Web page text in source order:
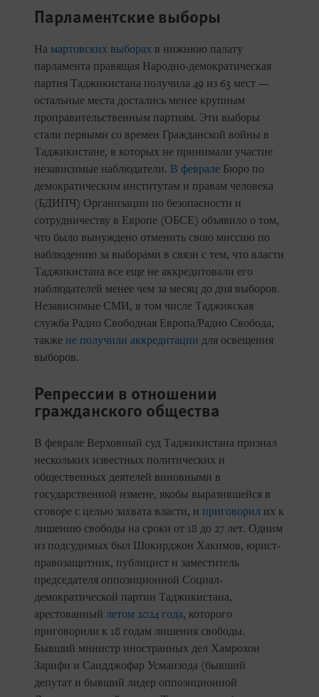
Парламентские выборы
На мартовских выборах в нижнюю палату
парламента правящая Народно-демократическая
партия Таджикистана получила 49 из 63 мест —
остальные места достались менее крупным
проправительственным партиям. Эти выборы
стали первыми со времен Гражданской войны в
Таджикистане, в которых не принимали участие
независимые наблюдатели. В феврале Бюро по
демократическим институтам и правам человека
(БДИПЧ) Организации по безопасности и
сотрудничеству в Европе (ОБСЕ) объявило о том,
что было вынуждено отменить свою миссию по
наблюдению за выборами в связи с тем, что власти
Таджикистана все еще не аккредитовали его
наблюдателей менее чем за месяц до дня выборов.
Независимые СМИ, в том числе Таджикская
служба Радио Свободная Европа/Радио Свобода,
также не получили аккредитации для освещения
выборов.
Репрессии в отношении
гражданского общества
В феврале Верховный суд Таджикистана признал
нескольких известных политических и
общественных деятелей виновными в
государственной измене, якобы выразившейся в
сговоре с целью захвата власти, и приговорил их к
лишению свободы на сроки от 18 до 27 лет. Одним
из подсудимых был Шокирджон Хакимов, юрист-
правозащитник, публицист и заместитель
председателя оппозиционной Социал-
демократической партии Таджикистана,
арестованный летом 2024 года, которого
приговорили к 18 годам лишения свободы.
Бывший министр иностранных дел Хамрохон
Зарифи и Саидджофар Усманзода (бывший
депутат и бывший лидер оппозиционной